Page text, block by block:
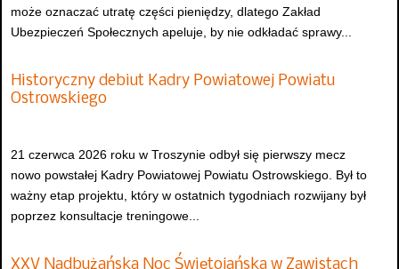
może oznaczać utratę części pieniędzy, dlatego Zakład
Ubezpieczeń Społecznych apeluje, by nie odkładać sprawy...
Historyczny debiut Kadry Powiatowej Powiatu
Ostrowskiego
21 czerwca 2026 roku w Troszynie odbył się pierwszy mecz
nowo powstałej Kadry Powiatowej Powiatu Ostrowskiego. Był to
ważny etap projektu, który w ostatnich tygodniach rozwijany był
poprzez konsultacje treningowe...
XXV Nadbużańska Noc Świętojańska w Zawistach